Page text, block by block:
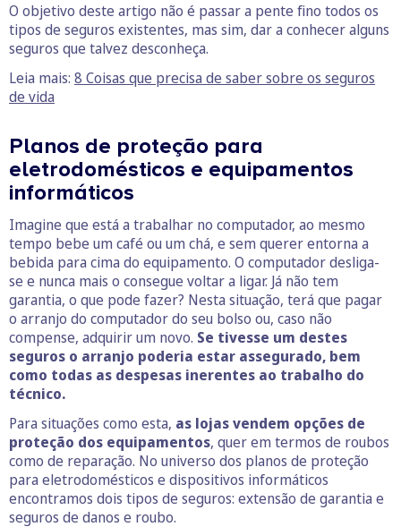
O objetivo deste artigo não é passar a pente fino todos os
tipos de seguros existentes, mas sim, dar a conhecer alguns
seguros que talvez desconheça.
Leia mais: 8 Coisas que precisa de saber sobre os seguros
de vida
Planos de proteção para
eletrodomésticos e equipamentos
informáticos
Imagine que está a trabalhar no computador, ao mesmo
tempo bebe um café ou um chá, e sem querer entorna a
bebida para cima do equipamento. O computador desliga-
se e nunca mais o consegue voltar a ligar. Já não tem
garantia, o que pode fazer? Nesta situação, terá que pagar
o arranjo do computador do seu bolso ou, caso não
compense, adquirir um novo. Se tivesse um destes
seguros o arranjo poderia estar assegurado, bem
como todas as despesas inerentes ao trabalho do
técnico.
Para situações como esta, as lojas vendem opções de
proteção dos equipamentos, quer em termos de roubos
como de reparação. No universo dos planos de proteção
para eletrodomésticos e dispositivos informáticos
encontramos dois tipos de seguros: extensão de garantia e
seguros de danos e roubo.